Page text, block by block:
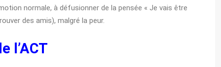
normale, à défusionner de la pensée « Je vais être
des amis), malgré la peur.
l’ACT